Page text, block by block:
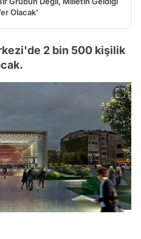
Olacak'
2 bin 500 kişilik